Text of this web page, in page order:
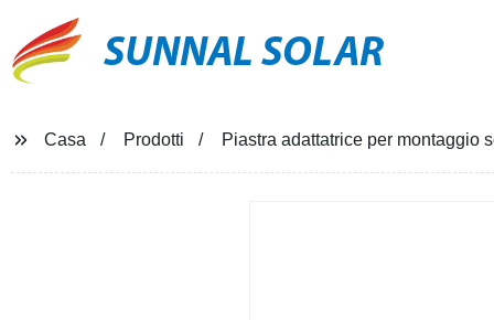
SUNNAL SOLAR
Casa Prodotti Piastra adattatrice per montaggio